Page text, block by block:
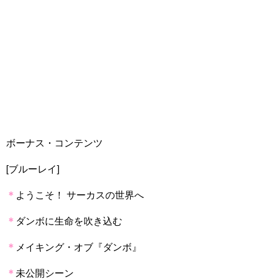
ボーナス・コンテンツ
[ブルーレイ]
＊ ようこそ！ サーカスの世界へ
＊ ダンボに生命を吹き込む
＊ メイキング・オブ『ダンボ』
＊ 未公開シーン